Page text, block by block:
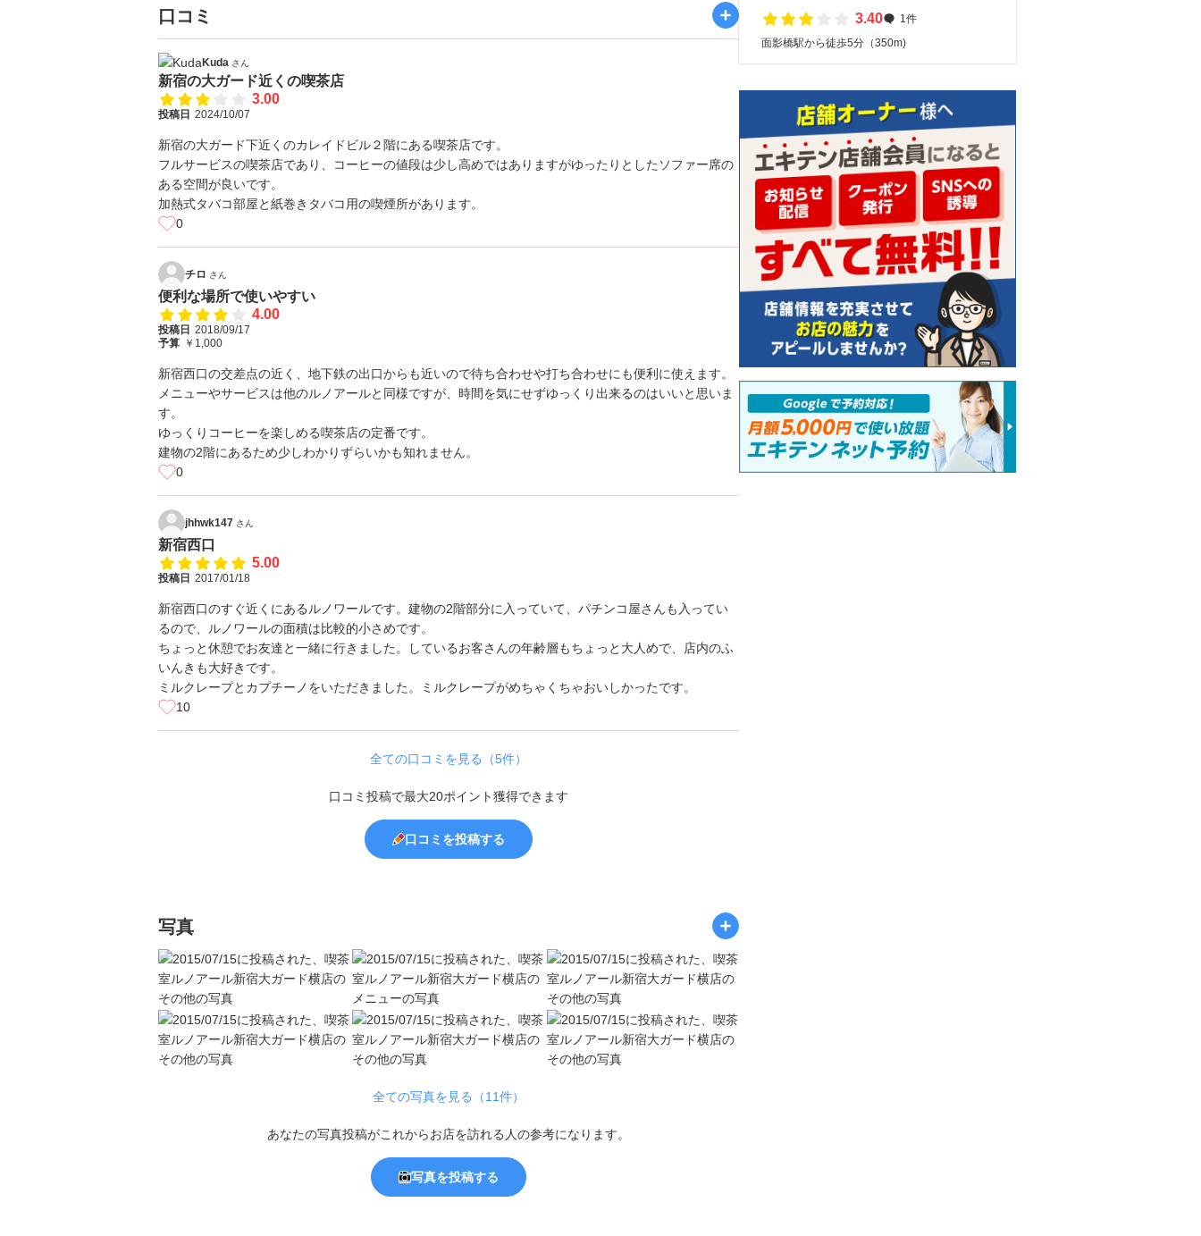
口コミ
Kuda さん
新宿の大ガード近くの喫茶店
3.00
投稿日 2024/10/07
新宿の大ガード下近くのカレイドビル２階にある喫茶店です。
フルサービスの喫茶店であり、コーヒーの値段は少し高めではありますがゆったりとしたソファー席の
ある空間が良いです。
加熱式タバコ部屋と紙巻きタバコ用の喫煙所があります。
0
チロ さん
便利な場所で使いやすい
4.00
投稿日 2018/09/17
予算 ￥1,000
新宿西口の交差点の近く、地下鉄の出口からも近いので待ち合わせや打ち合わせにも便利に使えます。
メニューやサービスは他のルノアールと同様ですが、時間を気にせずゆっくり出来るのはいいと思いま
す。
ゆっくりコーヒーを楽しめる喫茶店の定番です。
建物の2階にあるため少しわかりずらいかも知れません。
0
jhhwk147 さん
新宿西口
5.00
投稿日 2017/01/18
新宿西口のすぐ近くにあるルノワールです。建物の2階部分に入っていて、パチンコ屋さんも入ってい
るので、ルノワールの面積は比較的小さめです。
ちょっと休憩でお友達と一緒に行きました。しているお客さんの年齢層もちょっと大人めで、店内のふ
いんきも大好きです。
ミルクレープとカプチーノをいただきました。ミルクレープがめちゃくちゃおいしかったです。
10
全ての口コミを見る（5件）
口コミ投稿で最大20ポイント獲得できます
口コミを投稿する
写真
全ての写真を見る（11件）
あなたの写真投稿がこれからお店を訪れる人の参考になります。
写真を投稿する
3.40
1件
面影橋駅から徒歩5分（350m)